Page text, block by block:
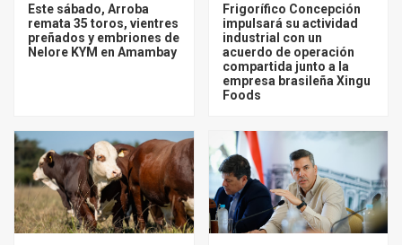
Este sábado, Arroba
remata 35 toros, vientres
preñados y embriones de
Nelore KYM en Amambay
Frigorífico Concepción
impulsará su actividad
industrial con un
acuerdo de operación
compartida junto a la
empresa brasileña Xingu
Foods